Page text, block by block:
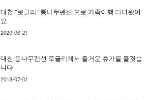
대천 "로글리" 통나무펜션 으로 가족여행 다녀왔어
요
2020-06-21
대천 통나무펜션 로글리에서 즐거운 휴가를 즐겻습
니다
2018-07-01